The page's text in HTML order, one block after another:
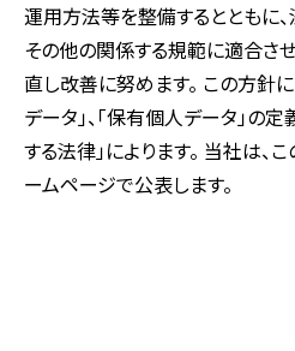
運用方法等を整備するとともに
その他の関係する規範に適合さ
直し改善に努めます。 この方針に
データ」、「保有個人データ」の
する法律」によります。 当社は、
ームページで公表します。